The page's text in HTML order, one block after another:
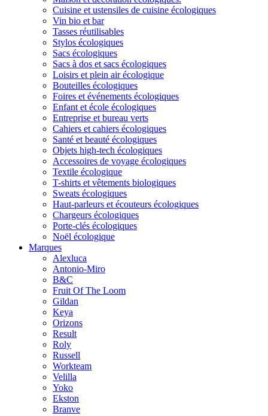
Cuisine et ustensiles de cuisine écologiques
Vin bio et bar
Tasses réutilisables
Stylos écologiques
Sacs écologiques
Sacs à dos et sacs écologiques
Loisirs et plein air écologique
Bouteilles écologiques
Foires et événements écologiques
Enfant et école écologiques
Entreprise et bureau verts
Cahiers et cahiers écologiques
Santé et beauté écologiques
Objets high-tech écologiques
Accessoires de voyage écologiques
Textile écologique
T-shirts et vêtements biologiques
Sweats écologiques
Haut-parleurs et écouteurs écologiques
Chargeurs écologiques
Porte-clés écologiques
Noël écologique
Marques
Alexluca
Antonio-Miro
B&C
Fruit Of The Loom
Gildan
Keya
Orizons
Result
Roly
Russell
Workteam
Velilla
Yoko
Ekston
Branve